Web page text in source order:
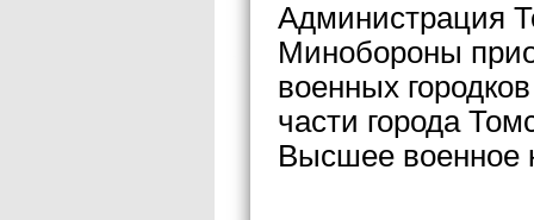
Администрация
Минобороны
военных
части города
Высшее военное